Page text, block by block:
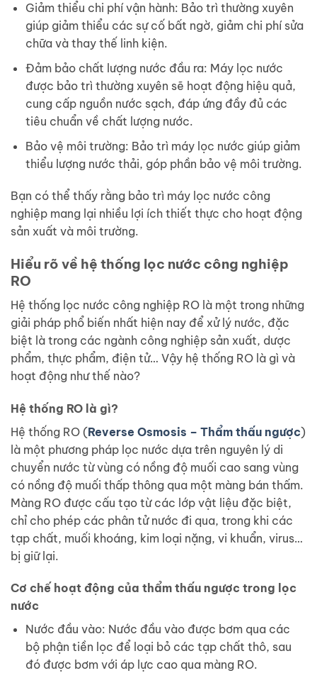
Giảm thiểu chi phí vận hành: Bảo trì thường xuyên
giúp giảm thiểu các sự cố bất ngờ, giảm chi phí sửa
chữa và thay thế linh kiện.
Đảm bảo chất lượng nước đầu ra: Máy lọc nước
được bảo trì thường xuyên sẽ hoạt động hiệu quả,
cung cấp nguồn nước sạch, đáp ứng đầy đủ các
tiêu chuẩn về chất lượng nước.
Bảo vệ môi trường: Bảo trì máy lọc nước giúp giảm
thiểu lượng nước thải, góp phần bảo vệ môi trường.
Bạn có thể thấy rằng bảo trì máy lọc nước công
nghiệp mang lại nhiều lợi ích thiết thực cho hoạt động
sản xuất và môi trường.
Hiểu rõ về hệ thống lọc nước công nghiệp
RO
Hệ thống lọc nước công nghiệp RO là một trong những
giải pháp phổ biến nhất hiện nay để xử lý nước, đặc
biệt là trong các ngành công nghiệp sản xuất, dược
phẩm, thực phẩm, điện tử… Vậy hệ thống RO là gì và
hoạt động như thế nào?
Hệ thống RO là gì?
Hệ thống RO (Reverse Osmosis – Thẩm thấu ngược)
là một phương pháp lọc nước dựa trên nguyên lý di
chuyển nước từ vùng có nồng độ muối cao sang vùng
có nồng độ muối thấp thông qua một màng bán thấm.
Màng RO được cấu tạo từ các lớp vật liệu đặc biệt,
chỉ cho phép các phân tử nước đi qua, trong khi các
tạp chất, muối khoáng, kim loại nặng, vi khuẩn, virus…
bị giữ lại.
Cơ chế hoạt động của thẩm thấu ngược trong lọc
nước
Nước đầu vào: Nước đầu vào được bơm qua các
bộ phận tiền lọc để loại bỏ các tạp chất thô, sau
đó được bơm với áp lực cao qua màng RO.